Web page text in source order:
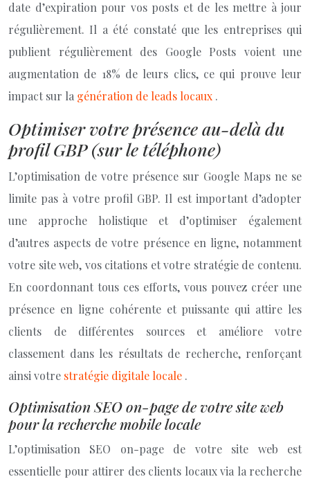
date d’expiration pour vos posts et de les mettre à jour
régulièrement. Il a été constaté que les entreprises qui
publient régulièrement des Google Posts voient une
augmentation de 18% de leurs clics, ce qui prouve leur
impact sur la génération de leads locaux .
Optimiser votre présence au-delà du
profil GBP (sur le téléphone)
L’optimisation de votre présence sur Google Maps ne se
limite pas à votre profil GBP. Il est important d’adopter
une approche holistique et d’optimiser également
d’autres aspects de votre présence en ligne, notamment
votre site web, vos citations et votre stratégie de contenu.
En coordonnant tous ces efforts, vous pouvez créer une
présence en ligne cohérente et puissante qui attire les
clients de différentes sources et améliore votre
classement dans les résultats de recherche, renforçant
ainsi votre stratégie digitale locale .
Optimisation SEO on-page de votre site web
pour la recherche mobile locale
L’optimisation SEO on-page de votre site web est
essentielle pour attirer des clients locaux via la recherche